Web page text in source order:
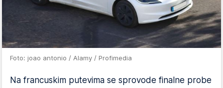
Foto: joao antonio / Alamy / Profimedia
Na francuskim putevima se sprovode finalne probe